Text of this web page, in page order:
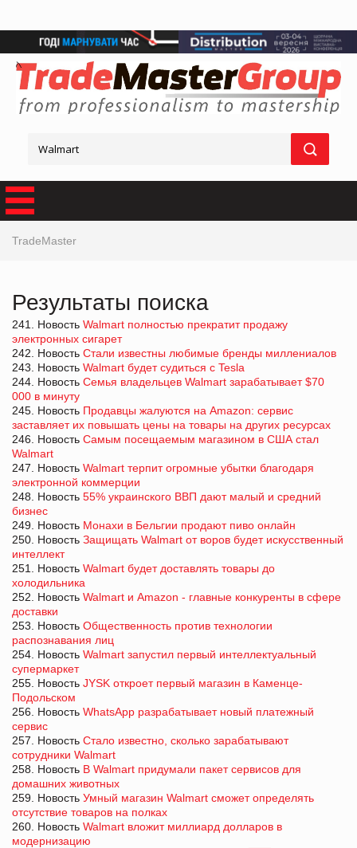
TradeMaster
Результаты поиска
241. Новость Walmart полностью прекратит продажу
электронных сигарет
242. Новость Стали известны любимые бренды миллениалов
243. Новость Walmart будет судиться с Tesla
244. Новость Семья владельцев Walmart зарабатывает $70
000 в минуту
245. Новость Продавцы жалуются на Amazon: сервис
заставляет их повышать цены на товары на других ресурсах
246. Новость Самым посещаемым магазином в США стал
Walmart
247. Новость Walmart терпит огромные убытки благодаря
электронной коммерции
248. Новость 55% украинского ВВП дают малый и средний
бизнес
249. Новость Монахи в Бельгии продают пиво онлайн
250. Новость Защищать Walmart от воров будет искусственный
интеллект
251. Новость Walmart будет доставлять товары до
холодильника
252. Новость Walmart и Amazon - главные конкуренты в сфере
доставки
253. Новость Общественность против технологии
распознавания лиц
254. Новость Walmart запустил первый интеллектуальный
супермаркет
255. Новость JYSK откроет первый магазин в Каменце-
Подольском
256. Новость WhatsApp разрабатывает новый платежный
сервис
257. Новость Стало известно, сколько зарабатывают
сотрудники Walmart
258. Новость В Walmart придумали пакет сервисов для
домашних животных
259. Новость Умный магазин Walmart сможет определять
отсутствие товаров на полках
260. Новость Walmart вложит миллиард долларов в
модернизацию